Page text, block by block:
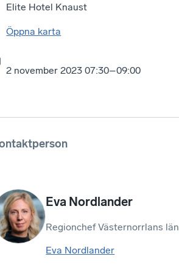
Elite Hotel Knaust
Öppna karta
2 november 2023 07:30–09:00
Eva Nordlander
Regionchef Västernorrlans län
Eva Nordlander